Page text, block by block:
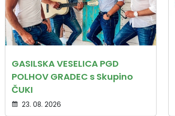
GASILSKA VESELICA PGD
POLHOV GRADEC s Skupino
ČUKI
23. 08. 2026